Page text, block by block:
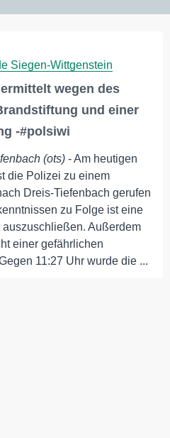
Siegen-Wittgenstein
wegen des
und einer
-#polsiwi
(ots) - Am heutigen
die Polizei zu einem
Dreis-Tiefenbach gerufen
zu Folge ist eine
auszuschließen. Außerdem
einer gefährlichen
11:27 Uhr wurde die ...